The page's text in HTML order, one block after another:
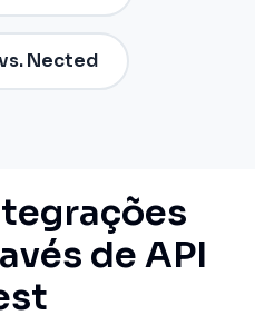
Nected
de API